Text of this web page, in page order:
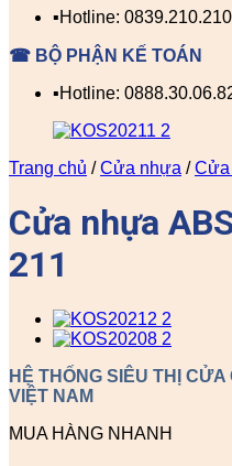
▪️Hotline: 0839.210.210
☎ BỘ PHẬN KẾ TOÁN
▪️Hotline:
Trang chủ / Cửa nhựa / Cửa
Cửa nhựa
211
HỆ THỐNG SIÊU THỊ
VIỆT NAM
MUA HÀNG NHANH